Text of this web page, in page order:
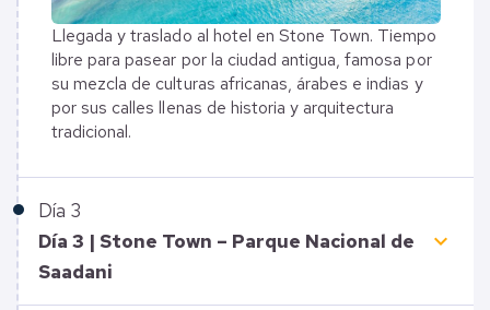
Llegada y traslado al hotel en Stone Town. Tiempo
libre para pasear por la ciudad antigua, famosa por
su mezcla de culturas africanas, árabes e indias y
por sus calles llenas de historia y arquitectura
tradicional.
Día 3
Día 3 | Stone Town – Parque Nacional de
Saadani
keyboard_arrow_down